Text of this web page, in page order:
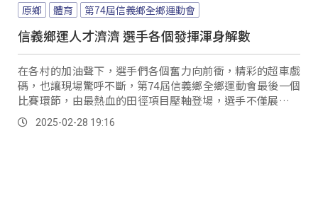
原鄉 體育 第74屆信義鄉全鄉運動會
信義鄉運人才濟濟 選手各個發揮渾身解數
在各村的加油聲下，選手們各個奮力向前衝，精彩的超車戲
碼，也讓現場驚呼不斷，第74屆信義鄉全鄉運動會最後一個
比賽環節，由最熱血的田徑項目壓軸登場，選手不僅展現渾
身解數，也在互相較勁的當中，彼此增進自身實力。
2025-02-28 19:16